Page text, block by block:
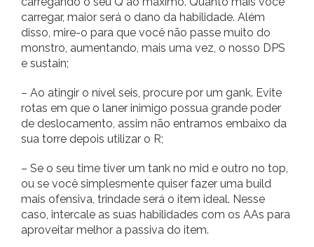
carregar, maior será o dano da habilidade. Além
disso, mire-o para que você não passe muito do
monstro, aumentando, mais uma vez, o nosso DPS
e sustain;
– Ao atingir o nível seis, procure por um gank. Evite
rotas em que o laner inimigo possua grande poder
de deslocamento, assim não entramos embaixo da
sua torre depois utilizar o R;
– Se o seu time tiver um tank no mid e outro no top,
ou se você simplesmente quiser fazer uma build
mais ofensiva, trindade será o item ideal. Nesse
caso, intercale as suas habilidades com os AAs para
aproveitar melhor a passiva do item.